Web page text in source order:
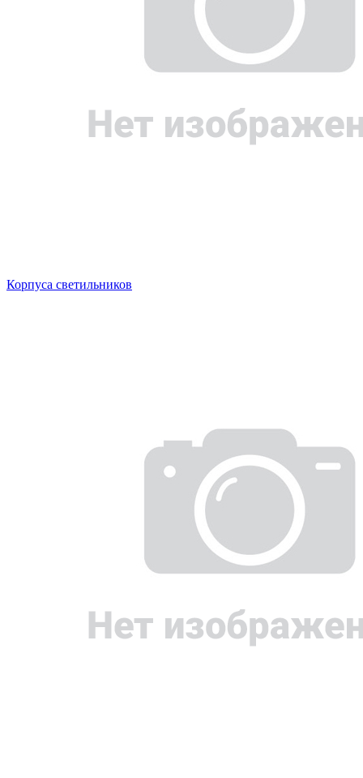
Корпуса светильников